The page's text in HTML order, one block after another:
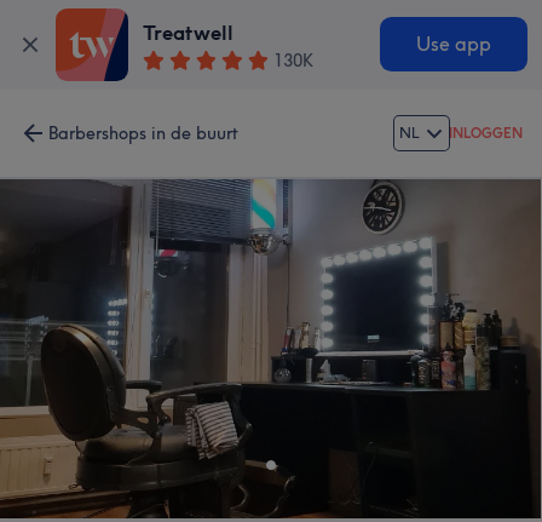
Treatwell
130K
Use app
Barbershops in de buurt NL INLOGGEN